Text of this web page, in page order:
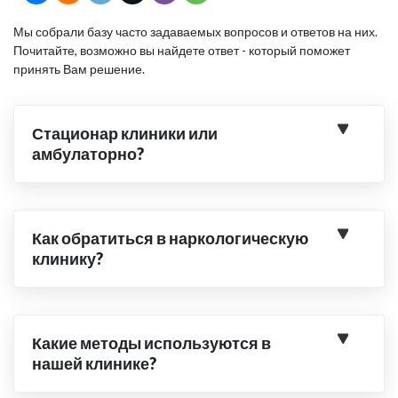
Мы собрали базу часто задаваемых вопросов и ответов на них.
Почитайте, возможно вы найдете ответ - который поможет
принять Вам решение.
Стационар клиники или
амбулаторно?
Как обратиться в наркологическую
клинику?
Какие методы используются в
нашей клинике?